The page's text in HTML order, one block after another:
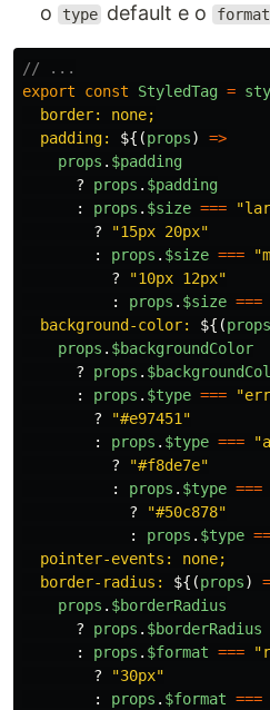
o
type default e o format
// ...
export
const StyledTag =
  border: none;
  padding:
${(props)
=>
props . $padding
?
props . $padding
:
props . $size === "
?
"15px 20px"
:
props . $size === "
?
"10px 12px"
:
props . $size ===
  background-color:
${(props
props . $backgroundColor
?
props .
:
props . $type === "
?
"#e97451 "
:
props . $type === "
?
"#f8de7e"
:
props . $type ===
?
"#50c878"
:
props . $type
  pointer-events: none;
  border-radius:
${(props)
props . $borderRadius
?
props . $borderRadius
:
props . $format === "
?
"30px"
:
props . $format ===